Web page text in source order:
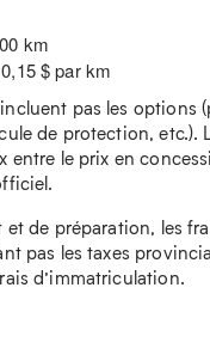
km
$ par km
pas les options
de protection, etc.).
entre le prix en
de préparation, les
pas les taxes
d’immatriculation.